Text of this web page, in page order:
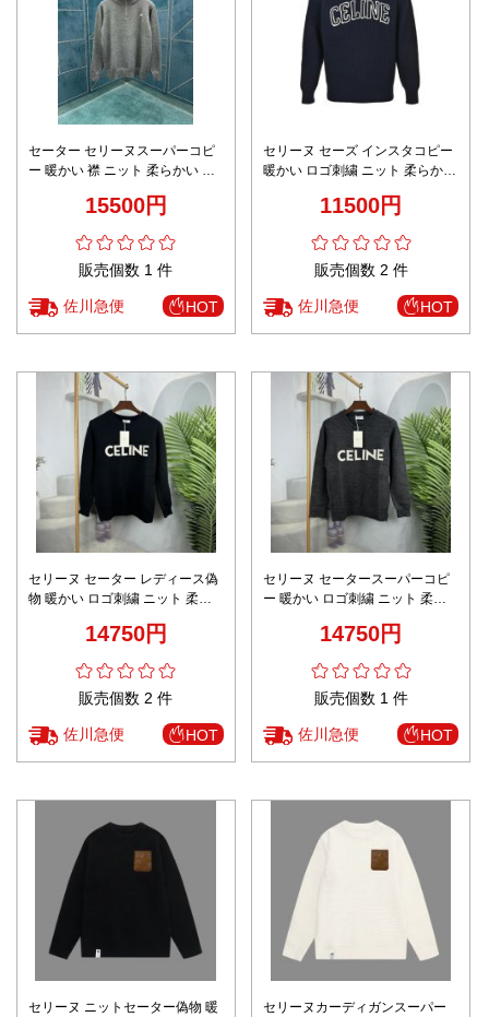
セーター セリーヌスーパーコピ
ー 暖かい 襟 ニット 柔らかい 秋
15500円
販売個数 1 件
佐川急便 HOT
セリーヌ セーズ インスタコピー
暖かい ロゴ刺繍 ニット 柔らかい
11500円
販売個数 2 件
佐川急便 HOT
セリーヌ セーター レディース偽
物 暖かい ロゴ刺繍 ニット 柔ら
14750円
販売個数 2 件
佐川急便 HOT
セリーヌ セータースーパーコピ
ー 暖かい ロゴ刺繍 ニット 柔ら
14750円
販売個数 1 件
佐川急便 HOT
セリーヌ ニットセーター偽物 暖
セリーヌカーディガンスーパー